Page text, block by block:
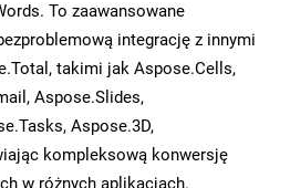
To zaawansowane
integrację z innymi
takimi jak Aspose.Cells,
Aspose.Slides,
Aspose.3D,
kompleksową konwersję
w różnych aplikacjach.